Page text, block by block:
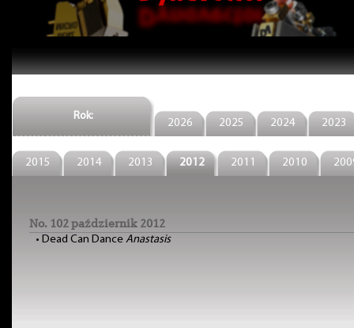
Rok:
2026 2025 2024 2023
2015 2014 2013 2012 2011 2010
No. 102 październik 2012
• Dead Can Dance Anastasis